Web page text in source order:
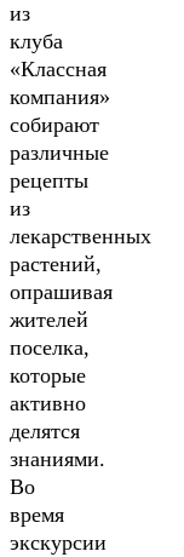
из
клуба
«Классная
компания»
собирают
различные
рецепты
из
лекарственных
растений,
опрашивая
жителей
поселка,
которые
активно
делятся
знаниями.
Во
время
экскурсии